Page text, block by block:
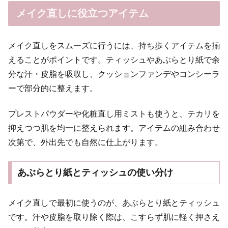
メイク直しに役立つアイテム
メイク直しをスムーズに行うには、持ち歩くアイテムを揃
えることがポイントです。ティッシュやあぶらとり紙で余
分な汗・皮脂を吸収し、クッションファンデやコンシーラ
ーで部分的に整えます。
プレストパウダーや化粧直し用ミストも使うと、テカリを
抑えつつ肌を均一に整えられます。アイテムの組み合わせ
次第で、外出先でも自然に仕上がります。
あぶらとり紙とティッシュの使い分け
メイク直しで最初に使うのが、あぶらとり紙とティッシュ
です。汗や皮脂を取り除く際は、こすらず肌に軽く押さえ